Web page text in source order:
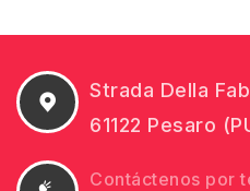
Strada Della
61122 Pesaro
Contáctenos por